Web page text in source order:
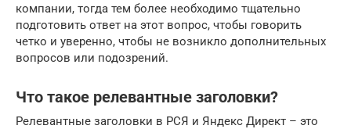
компании, тогда тем более необходимо тщательно
подготовить ответ на этот вопрос, чтобы говорить
четко и уверенно, чтобы не возникло дополнительных
вопросов или подозрений.
Что такое релевантные заголовки?
Релевантные заголовки в РСЯ и Яндекс Директ – это